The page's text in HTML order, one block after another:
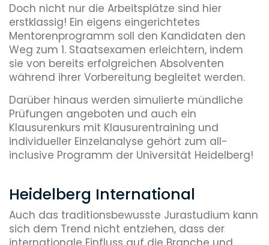
Doch nicht nur die Arbeitsplätze sind hier
erstklassig! Ein eigens eingerichtetes
Mentorenprogramm soll den Kandidaten den
Weg zum 1. Staatsexamen erleichtern, indem
sie von bereits erfolgreichen Absolventen
während ihrer Vorbereitung begleitet werden.
Darüber hinaus werden simulierte mündliche
Prüfungen angeboten und auch ein
Klausurenkurs mit Klausurentraining und
individueller Einzelanalyse gehört zum all-
inclusive Programm der Universität Heidelberg!
Heidelberg International
Auch das traditionsbewusste Jurastudium kann
sich dem Trend nicht entziehen, dass der